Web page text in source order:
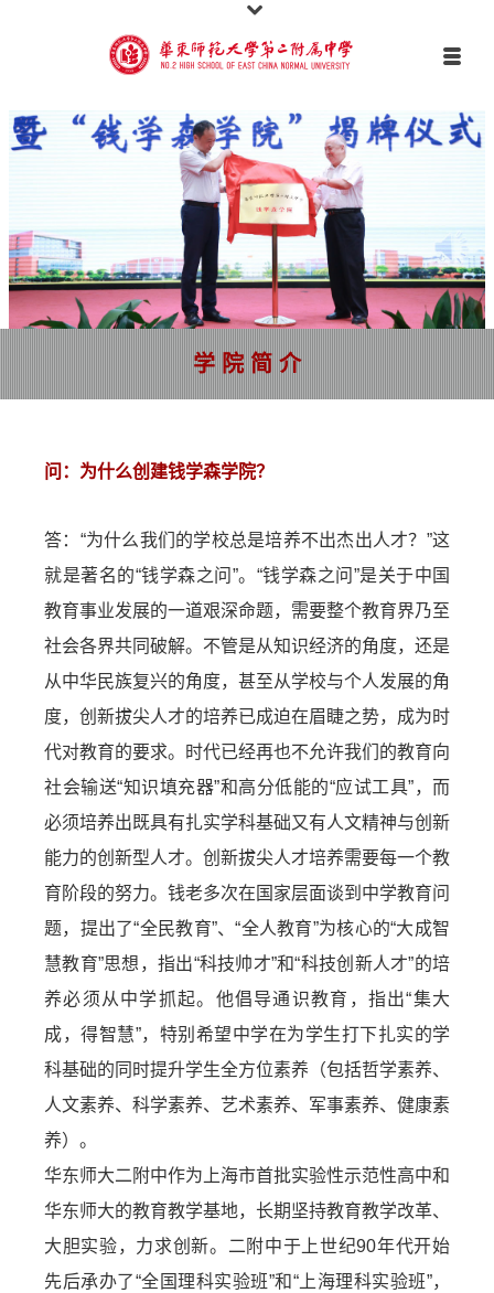
学 院 简 介
问：为什么创建钱学森学院？
答：“为什么我们的学校总是培养不出杰出人才？”这
就是著名的“钱学森之问”。“钱学森之问”是关于中国
教育事业发展的一道艰深命题，需要整个教育界乃至
社会各界共同破解。不管是从知识经济的角度，还是
从中华民族复兴的角度，甚至从学校与个人发展的角
度，创新拔尖人才的培养已成迫在眉睫之势，成为时
代对教育的要求。时代已经再也不允许我们的教育向
社会输送“知识填充器”和高分低能的“应试工具”，而
必须培养出既具有扎实学科基础又有人文精神与创新
能力的创新型人才。创新拔尖人才培养需要每一个教
育阶段的努力。钱老多次在国家层面谈到中学教育问
题，提出了“全民教育”、“全人教育”为核心的“大成智
慧教育”思想，指出“科技帅才”和“科技创新人才”的培
养必须从中学抓起。他倡导通识教育，指出“集大
成，得智慧”，特别希望中学在为学生打下扎实的学
科基础的同时提升学生全方位素养（包括哲学素养、
人文素养、科学素养、艺术素养、军事素养、健康素
养）。
华东师大二附中作为上海市首批实验性示范性高中和
华东师大的教育教学基地，长期坚持教育教学改革、
大胆实验，力求创新。二附中于上世纪90年代开始
先后承办了“全国理科实验班”和“上海理科实验班”，